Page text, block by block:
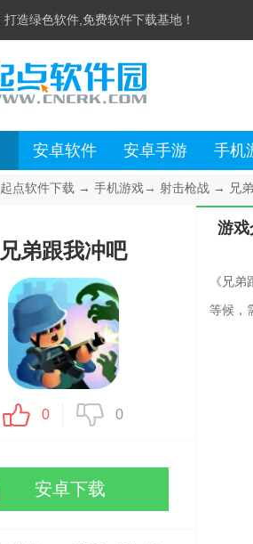
打造绿色软件,免费软件下载基地！
安卓软件 安卓手游 手机
起点软件下载 → 手机游戏→ 射击枪战 → 兄
兄弟跟我冲吧
0 0
安卓下载
游戏
《兄
等候，